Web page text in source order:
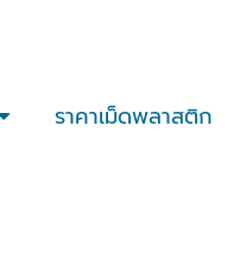
ราคาเม็ดพลาสติก